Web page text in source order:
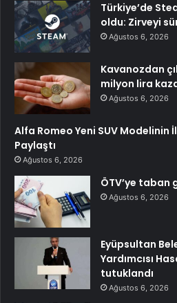
Türkiye’de
oldu: Zirveyi
Ağustos 6, 2026
Kavanozdan
milyon lira
Ağustos 6, 2026
Alfa Romeo Yeni SUV Modelinin
Paylaştı
Ağustos 6, 2026
ÖTV’ye taban
Ağustos 6, 2026
Eyüpsultan
Yardımcısı
tutuklandı
Ağustos 6, 2026